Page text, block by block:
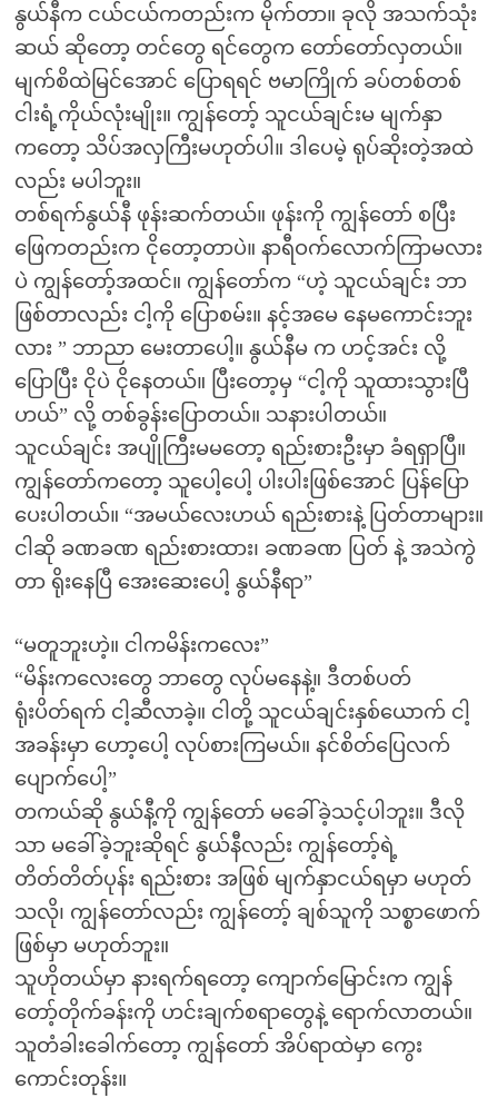
နွယ်နီက ငယ်ငယ်ကတည်းက မိုက်တာ။ ခုလို အသက်သုံး
ဆယ် ဆိုတော့ တင်တွေ ရင်တွေက တော်တော်လှတယ်။
မျက်စိထဲမြင်အောင် ပြောရရင် ဗမာကြိုက် ခပ်တစ်တစ်
ငါးရံ့ကိုယ်လုံးမျိုး။ ကျွန်တော့် သူငယ်ချင်းမ မျက်နှာ
ကတော့ သိပ်အလှကြီးမဟုတ်ပါ။ ဒါပေမဲ့ ရုပ်ဆိုးတဲ့အထဲ
လည်း မပါဘူး။
တစ်ရက်နွယ်နီ ဖုန်းဆက်တယ်။ ဖုန်းကို ကျွန်တော် စပြီး
ဖြေကတည်းက ငိုတော့တာပဲ။ နာရီဝက်လောက်ကြာမလား
ပဲ ကျွန်တော့်အထင်။ ကျွန်တော်က “ဟဲ့ သူငယ်ချင်း ဘာ
ဖြစ်တာလည်း ငါ့ကို ပြောစမ်း။ နင့်အမေ နေမကောင်းဘူး
လား ” ဘာညာ မေးတာပေါ့။ နွယ်နီမ က ဟင့်အင်း လို့
ပြောပြီး ငိုပဲ ငိုနေတယ်။ ပြီးတော့မှ “ငါ့ကို သူထားသွားပြီ
ဟယ်” လို့ တစ်ခွန်းပြောတယ်။ သနားပါတယ်။
သူငယ်ချင်း အပျိုကြီးမမတော့ ရည်းစားဦးမှာ ခံရရှာပြီ။
ကျွန်တော်ကတော့ သူပေါ့ပေါ့ ပါးပါးဖြစ်အောင် ပြန်ပြော
ပေးပါတယ်။ “အမယ်လေးဟယ် ရည်းစားနဲ့ ပြတ်တာများ။
ငါဆို ခဏခဏ ရည်းစားထား၊ ခဏခဏ ပြတ် နဲ့ အသဲကွဲ
တာ ရိုးနေပြီ အေးဆေးပေါ့ နွယ်နီရာ”
“မတူဘူးဟဲ့။ ငါကမိန်းကလေး”
“မိန်းကလေးတွေ ဘာတွေ လုပ်မနေနဲ့။ ဒီတစ်ပတ်
ရုံးပိတ်ရက် ငါ့ဆီလာခဲ့။ ငါတို့ သူငယ်ချင်းနှစ်ယောက် ငါ့
အခန်းမှာ ဟော့ပေါ့ လုပ်စားကြမယ်။ နင်စိတ်ပြေလက်
ပျောက်ပေါ့”
တကယ်ဆို နွယ်နီ့ကို ကျွန်တော် မခေါ်ခဲ့သင့်ပါဘူး။ ဒီလို
သာ မခေါ်ခဲ့ဘူးဆိုရင် နွယ်နီလည်း ကျွန်တော့်ရဲ့
တိတ်တိတ်ပုန်း ရည်းစား အဖြစ် မျက်နှာငယ်ရမှာ မဟုတ်
သလို၊ ကျွန်တော်လည်း ကျွန်တော့် ချစ်သူကို သစ္စာဖောက်
ဖြစ်မှာ မဟုတ်ဘူး။
သူဟိုတယ်မှာ နားရက်ရတော့ ကျောက်မြောင်းက ကျွန်
တော့်တိုက်ခန်းကို ဟင်းချက်စရာတွေနဲ့ ရောက်လာတယ်။
သူတံခါးခေါက်တော့ ကျွန်တော် အိပ်ရာထဲမှာ ကွေး
ကောင်းတုန်း။